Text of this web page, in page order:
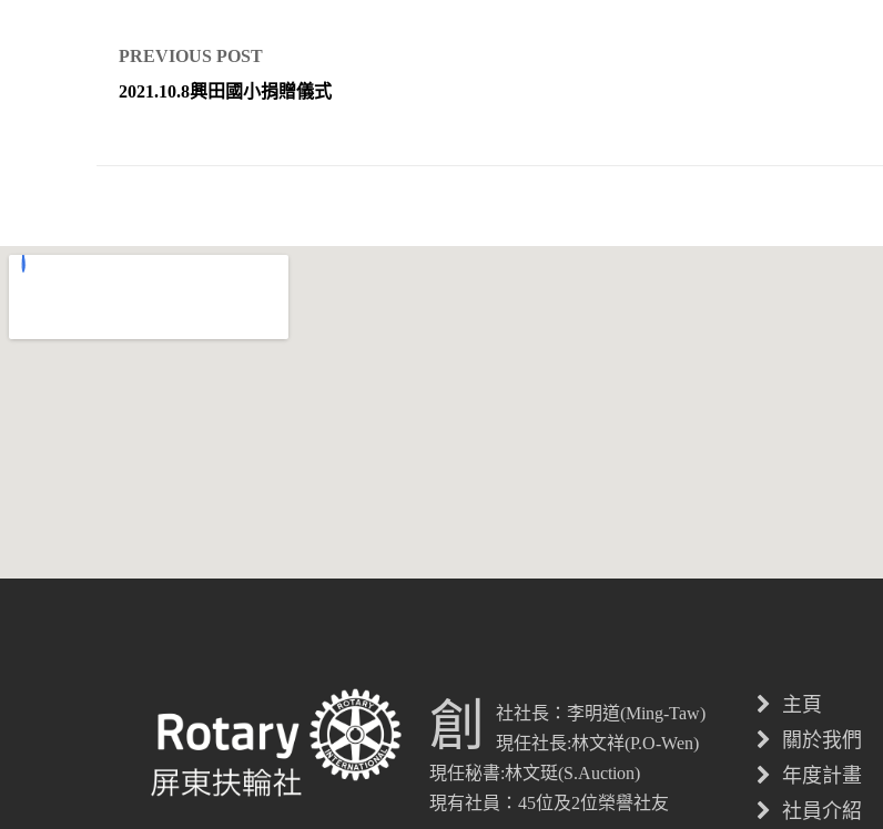
PREVIOUS POST
2021.10.8興田國小捐贈儀式
創
社社長：李明道(Ming-Taw)
現任社長:林文祥(P.O-Wen)
現任秘書:林文珽(S.Auction)
現有社員：45位及2位榮譽社友
主頁
關於我們
年度計畫
社員介紹